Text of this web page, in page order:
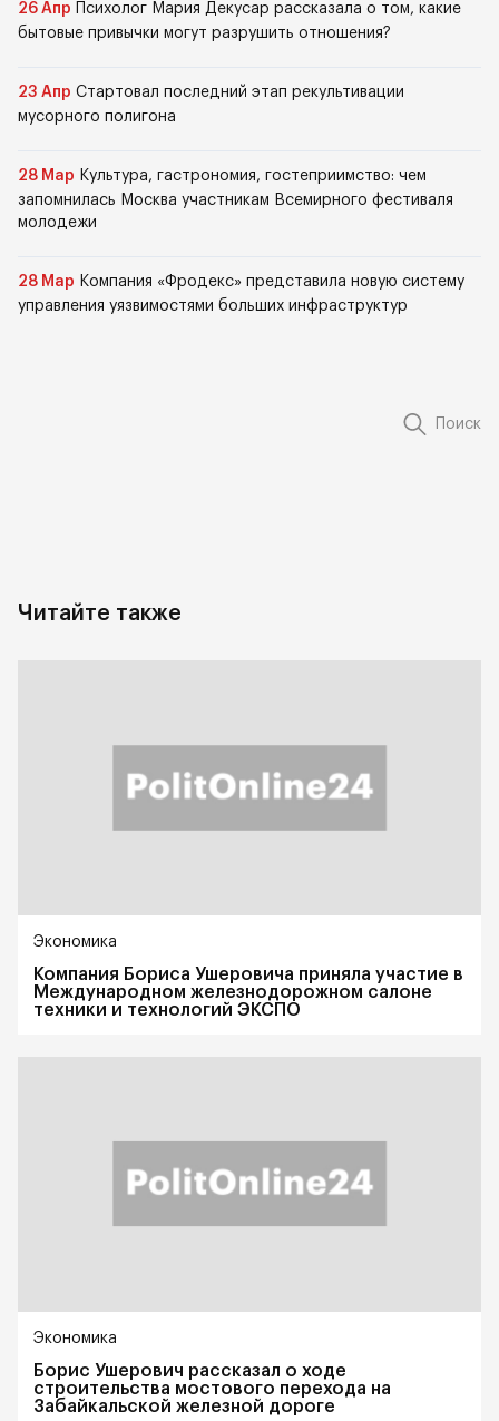
26 Апр
Психолог Мария Декусар рассказала о том, какие
бытовые привычки могут разрушить отношения?
23 Апр Стартовал последний этап рекультивации
мусорного полигона
28 Мар Культура, гастрономия, гостеприимство: чем
запомнилась Москва участникам Всемирного фестиваля
молодежи
28 Мар Компания «Фродекс» представила новую систему
управления уязвимостями больших инфраструктур
Поиск
Читайте также
Экономика
Компания Бориса Ушеровича приняла участие в
Международном железнодорожном салоне
техники и технологий ЭКСПО
Экономика
Борис Ушерович рассказал о ходе
строительства мостового перехода на
Забайкальской железной дороге